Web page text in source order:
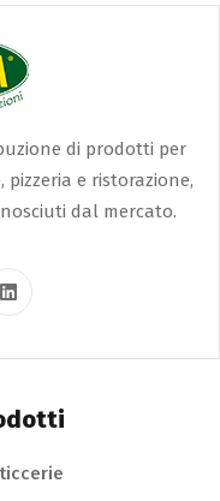
di prodotti per
e ristorazione,
dal mercato.